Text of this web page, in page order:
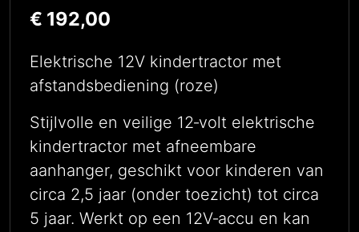
€ 192,00
Elektrische 12V kindertractor met
afstandsbediening (roze)
Stijlvolle en veilige 12‑volt elektrische
kindertractor met afneembare
aanhanger, geschikt voor kinderen van
circa 2,5 jaar (onder toezicht) tot circa
5 jaar. Werkt op een 12V‑accu en kan